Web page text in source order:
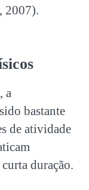
2007).
a
bastante
de atividade
duração.